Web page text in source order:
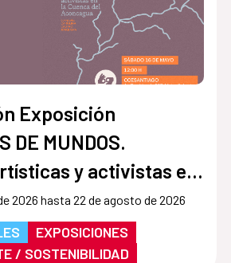
Exposición
DE MUNDOS.
y activistas en
Aconcagua
2026 hasta 22 de agosto de 2026
EXPOSICIONES
/ SOSTENIBILIDAD